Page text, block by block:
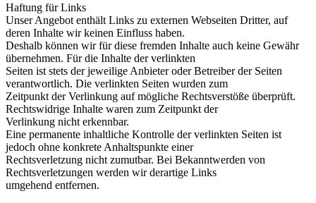
Haftung für Links
Unser Angebot enthält Links zu externen Webseiten Dritter, auf
deren Inhalte wir keinen Einfluss haben.
Deshalb können wir für diese fremden Inhalte auch keine Gewähr
übernehmen. Für die Inhalte der verlinkten
Seiten ist stets der jeweilige Anbieter oder Betreiber der Seiten
verantwortlich. Die verlinkten Seiten wurden zum
Zeitpunkt der Verlinkung auf mögliche Rechtsverstöße überprüft.
Rechtswidrige Inhalte waren zum Zeitpunkt der
Verlinkung nicht erkennbar.
Eine permanente inhaltliche Kontrolle der verlinkten Seiten ist
jedoch ohne konkrete Anhaltspunkte einer
Rechtsverletzung nicht zumutbar. Bei Bekanntwerden von
Rechtsverletzungen werden wir derartige Links
umgehend entfernen.